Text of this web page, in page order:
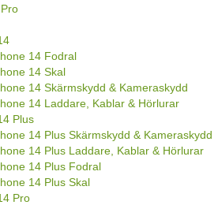
14 Fodral
14 Skal
14 Skärmskydd & Kameraskydd
14 Laddare, Kablar & Hörlurar
Plus
14 Plus Skärmskydd & Kameraskydd
14 Plus Laddare, Kablar & Hörlurar
14 Plus Fodral
14 Plus Skal
Pro